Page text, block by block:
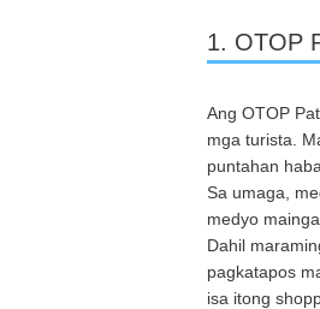
1. OTOP
Ang OTOP
mga turista.
puntahan
Sa umaga,
medyo
Dahil
pagkatapos
isa itong